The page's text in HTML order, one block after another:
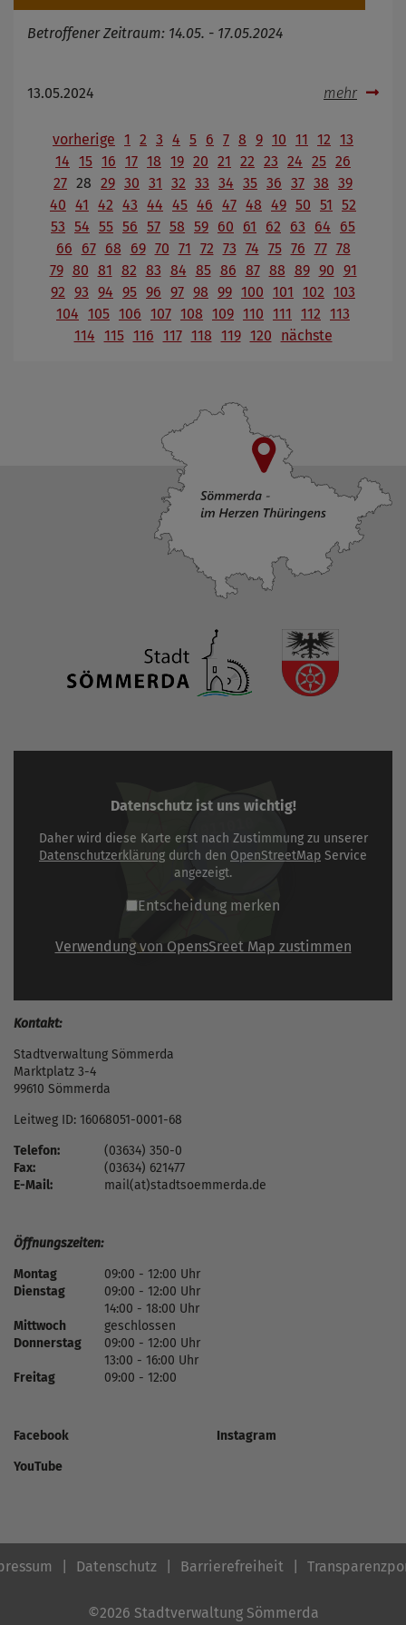
Betroffener Zeitraum: 14.05. - 17.05.2024
13.05.2024 mehr
vorherige 1 2 3 4 5 6 7 8 9 10 11 12 13
14 15 16 17 18 19 20 21 22 23 24 25 26
27 28 29 30 31 32 33 34 35 36 37 38 39
40 41 42 43 44 45 46 47 48 49 50 51
52
53 54 55 56 57 58 59 60 61 62 63 64
65
66
67 68 69 70 71 72 73 74 75 76 77 78
79 80 81 82 83 84 85 86 87 88 89 90 91
92 93 94 95 96 97 98 99 100 101 102 103
104 105 106 107 108 109 110 111 112 113
114 115 116 117 118 119 120 nächste
Datenschutz ist uns wichtig!
Daher wird diese Karte erst nach Zustimmung zu unserer
Datenschutzerklärung durch den OpenStreetMap Service
angezeigt.
Entscheidung merken
Verwendung von OpensSreet Map zustimmen
Kontakt:
Stadtverwaltung Sömmerda
Marktplatz 3-4
99610 Sömmerda
Leitweg ID: 16068051-0001-68
Telefon:
(03634) 350-0
Fax:
(03634) 621477
E-Mail:
mail(at)stadtsoemmerda.de
Öffnungszeiten:
Montag
09:00 - 12:00 Uhr
Dienstag
09:00 - 12:00 Uhr
14:00 - 18:00 Uhr
Mittwoch
geschlossen
Donnerstag
09:00 - 12:00 Uhr
13:00 - 16:00 Uhr
Freitag
09:00 - 12:00
Facebook
Instagram
YouTube
Datenschutz Barrierefreiheit
©2026 Stadtverwaltung Sömmerda